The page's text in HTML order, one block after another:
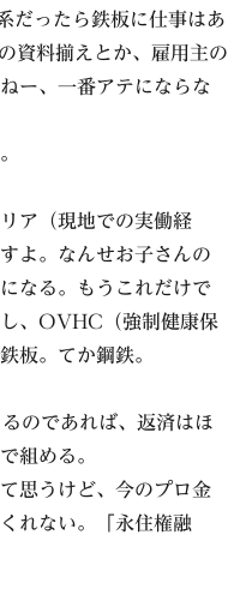
だったら鉄板に仕事はあ
資料揃えとか、雇用主の
ー、一番アテにならな
ア（現地での実働経
よ。なんせお子さんの
なる。もうこれだけで
、OVHC（強制健康保
板。てか鋼鉄。
のであれば、返済はほ
組める。
思うけど、今のプロ金
れない。「永住権融